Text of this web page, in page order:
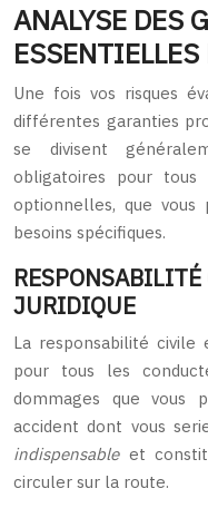
ANALYSE DES
Une fois vos risques
différentes garanties
se divisent
obligatoires pour
optionnelles, que
besoins spécifiques.
JURIDIQUE
La responsabilité
pour tous les
dommages que vous
accident dont vous
indispensable et
circuler sur la route.